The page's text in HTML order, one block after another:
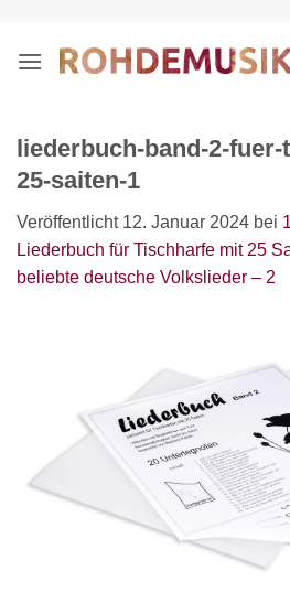
springen
liederbuch-band-2-
25-saiten-1
Veröffentlicht 12. Januar 2024 bei
Liederbuch für Tischharfe mit 25
beliebte deutsche Volkslieder – 2